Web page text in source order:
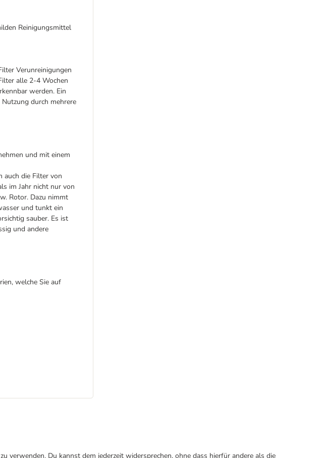
Reinigungsmittel
Verunreinigungen
alle 2-4 Wochen
werden. Ein
durch mehrere
und mit einem
auch die Filter von
im Jahr nicht nur von
Rotor. Dazu nimmt
und tunkt ein
sauber. Es ist
und andere
welche Sie auf
Du kannst dem jederzeit widersprechen, ohne dass hierfür andere als die